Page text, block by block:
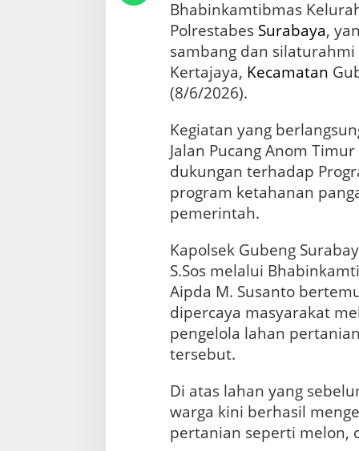
k
u
n
g
P
e
n
i
L
k
a
K
e
m
b
n
g
k
n
M
e
l
o
Bhabinkamtibmas
Polrestabes Surabaya,
sambang dan
Kertajaya, Kecamatan
(8/6/2026).
Kegiatan yang
Jalan Pucang Anom
dukungan terhadap
program ketahanan
pemerintah.
Kapolsek Gubeng
S.Sos melalui
Aipda M. Susanto
dipercaya masyarakat
pengelola lahan
tersebut.
Di atas lahan yang
warga kini berhasil
pertanian seperti melon,